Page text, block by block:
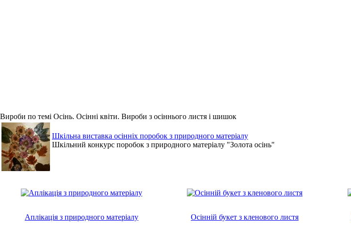
Вироби по темі Осінь. Осінні квіти. Вироби з осіннього листя і шишок
Шкільна виставка осінніх поробок з природного матеріалу
Шкільний конкурс поробок з природного матеріалу "Золота осінь"
Аплікація з природного матеріалу Осінній букет з кленового листя